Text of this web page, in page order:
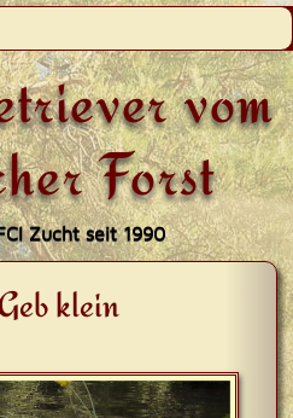
vom
Forst
Zucht seit 1990
klein